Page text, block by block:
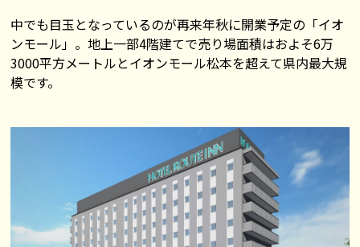
中でも目玉となっているのが再来年秋に開業予定の「イオ
ンモール」。地上一部4階建てで売り場面積はおよそ6万
3000平方メートルとイオンモール松本を超えて県内最大規
模です。